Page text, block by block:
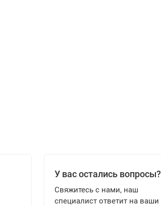
У вас остались вопросы?
Свяжитесь с нами, наш
специалист ответит на ваши